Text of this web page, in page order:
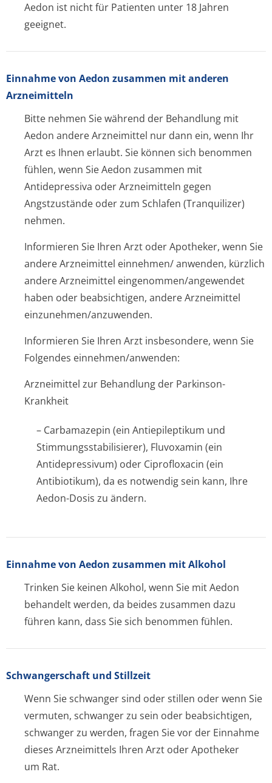
Aedon ist nicht für Patienten unter 18 Jahren
geeignet.
Einnahme von Aedon zusammen mit anderen
Arzneimitteln
Bitte nehmen Sie während der Behandlung mit
Aedon andere Arzneimittel nur dann ein, wenn Ihr
Arzt es Ihnen erlaubt. Sie können sich benommen
fühlen, wenn Sie Aedon zusammen mit
Antidepressiva oder Arzneimitteln gegen
Angstzustände oder zum Schlafen (Tranquilizer)
nehmen.
Informieren Sie Ihren Arzt oder Apotheker, wenn Sie
andere Arzneimittel einnehmen/ anwenden, kürzlich
andere Arzneimittel eingenommen/an­gewendet
haben oder beabsichtigen, andere Arzneimittel
einzunehmen/an­zuwenden.
Informieren Sie Ihren Arzt insbesondere, wenn Sie
Folgendes einnehmen/anwenden:
Arzneimittel zur Behandlung der Parkinson-
Krankheit
– Carbamazepin (ein Antiepileptikum und
Stimmungsstabi­lisierer), Fluvoxamin (ein
Antidepressivum) oder Ciprofloxacin (ein
Antibiotikum), da es notwendig sein kann, Ihre
Aedon-Dosis zu ändern.
Einnahme von Aedon zusammen mit Alkohol
Trinken Sie keinen Alkohol, wenn Sie mit Aedon
behandelt werden, da beides zusammen dazu
führen kann, dass Sie sich benommen fühlen.
Schwangerschaft und Stillzeit
Wenn Sie schwanger sind oder stillen oder wenn Sie
vermuten, schwanger zu sein oder beabsichtigen,
schwanger zu werden, fragen Sie vor der Einnahme
dieses Arzneimittels Ihren Arzt oder Apotheker
um Rat.